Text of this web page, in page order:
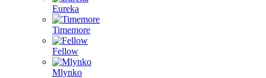
Eureka
Timemore
Fellow
Mlynko